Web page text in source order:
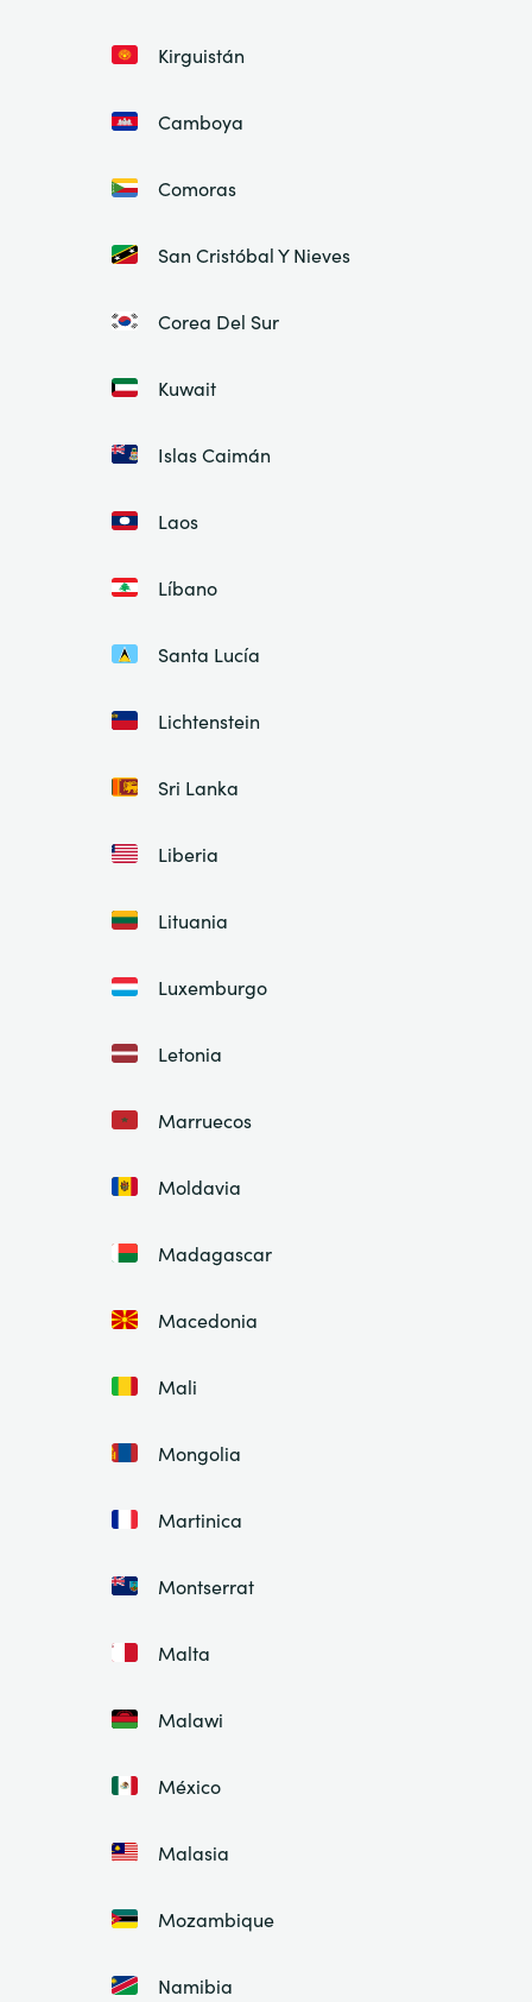
Kirguistán
Camboya
Comoras
San Cristóbal Y Nieves
Corea Del Sur
Kuwait
Islas Caimán
Laos
Líbano
Santa Lucía
Lichtenstein
Sri Lanka
Liberia
Lituania
Luxemburgo
Letonia
Marruecos
Moldavia
Madagascar
Macedonia
Mali
Mongolia
Martinica
Montserrat
Malta
Malawi
México
Malasia
Mozambique
Namibia